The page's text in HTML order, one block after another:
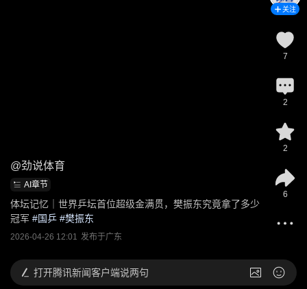
@劲说体育
AI章节
体坛记忆｜世界乒坛首位超级金满贯，樊振东究竟拿了多少
冠军 #国乒 #樊振东
2026-04-26 12:01 发布于广东
关注
7
2
2
6
打开腾讯新闻客户端说两句